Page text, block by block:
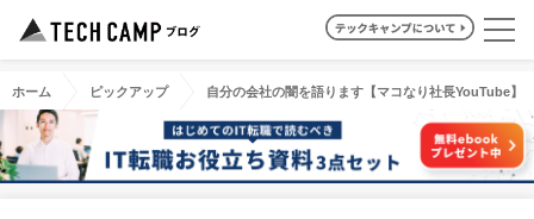
ホーム ピックアップ 自分の会社の闇を語ります【マコなり社長YouTube】